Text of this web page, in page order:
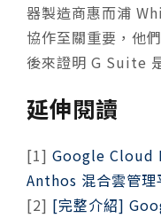
器製造商惠而浦
協作至關重要，他
後來證明 G Suite
延伸閱讀
[1] Google Cloud
Anthos 混合雲管理
[2] [完整介紹]